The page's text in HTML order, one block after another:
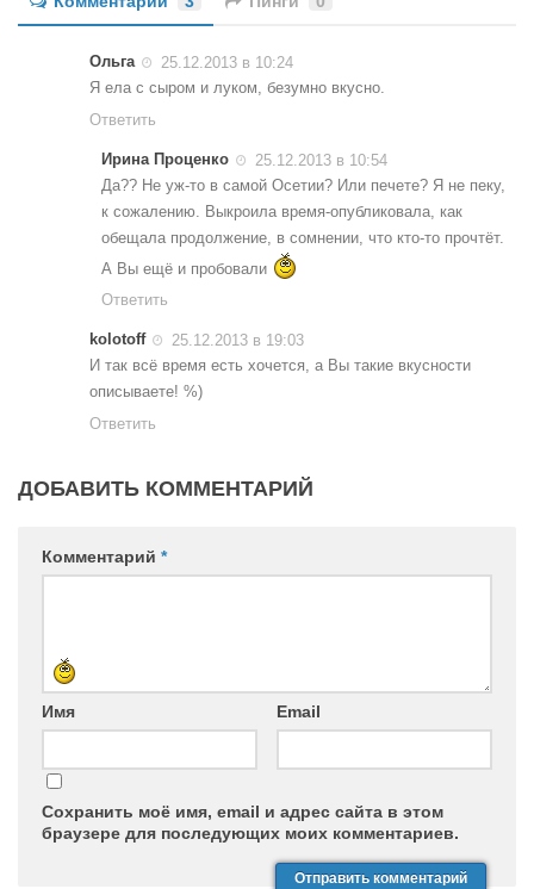
Ольга
25.12.2013 в 10:24
Я ела с сыром и луком, безумно вкусно.
Ответить
Ирина Проценко
25.12.2013 в 10:54
Да?? Не уж-то в самой Осетии? Или печете? Я не пеку,
к сожалению. Выкроила время-опубликовала, как
обещала продолжение, в сомнении, что кто-то прочтёт.
А Вы ещё и пробовали
Ответить
kolotoff
25.12.2013 в 19:03
И так всё время есть хочется, а Вы такие вкусности
описываете! %)
Ответить
ДОБАВИТЬ КОММЕНТАРИЙ
Комментарий *
Имя Email
Сохранить моё имя, email и адрес сайта в этом
браузере для последующих моих комментариев.